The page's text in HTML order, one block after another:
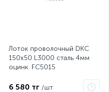
Лоток проволочный DKC
150х50 L3000 сталь 4мм
оцинк. FC5015
6 580 тг /шт